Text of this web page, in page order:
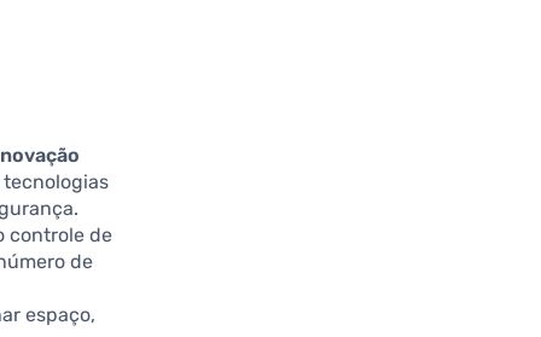
tecnologias
controle de
de
espaço,